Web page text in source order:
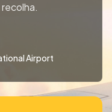
Airport